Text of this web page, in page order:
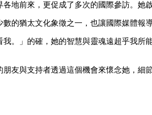
地前來，更促成了多次的國際參訪。她
的猶太⽂化象徵之⼀，也讓國際媒體報
。」的確，她的智慧與靈魂遠超乎我
友與⽀持者透過這個機會來懷念她，細